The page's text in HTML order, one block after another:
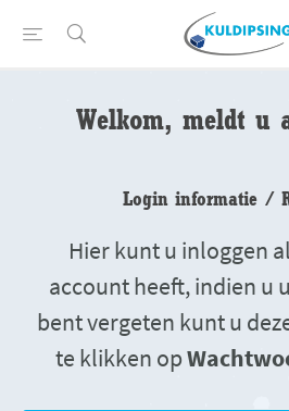
Welkom, meldt u
Login informatie /
Hier kunt u inloggen
account heeft, indien u
bent vergeten kunt u
te klikken op